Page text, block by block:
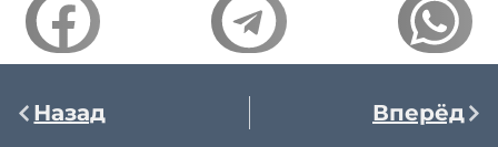
Назад Вперёд